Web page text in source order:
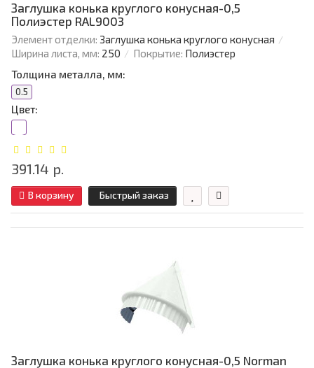
Заглушка конька круглого конусная-0,5
Полиэстер RAL9003
Элемент отделки: Заглушка конька круглого конусная
Ширина листа, мм: 250 Покрытие: Полиэстер
Толщина металла, мм:
0.5
Цвет:
391.14 р.
В корзину Быстрый заказ
Заглушка конька круглого конусная-0,5 Norman